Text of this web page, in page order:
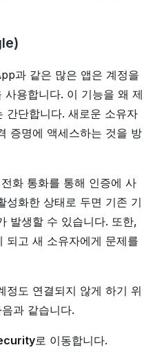
과 같은 많은 앱은 계정을
용합니다. 이 기능을 왜 제
간단합니다. 새로운 소유자
증명에 액세스하는 것을 방
화 통화를 통해 인증에 사
성화한 상태로 두면 기존 기
발생할 수 있습니다. 또한,
되고 새 소유자에게 문제를
정도 연결되지 않게 하기 위
과 같습니다.
로 이동합니다.